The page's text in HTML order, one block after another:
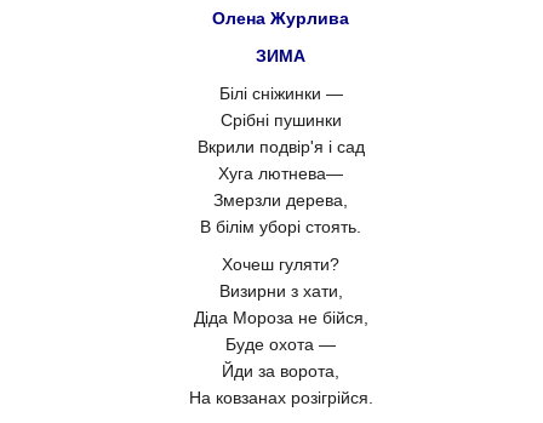
Олена Журлива
ЗИМА
Білі сніжинки —
Срібні пушинки
Вкрили подвір'я і сад
Хуга лютнева—
Змерзли дерева,
В білім уборі стоять.
Хочеш гуляти?
Визирни з хати,
Діда Мороза не бійся,
Буде охота —
Йди за ворота,
На ковзанах розігрійся.